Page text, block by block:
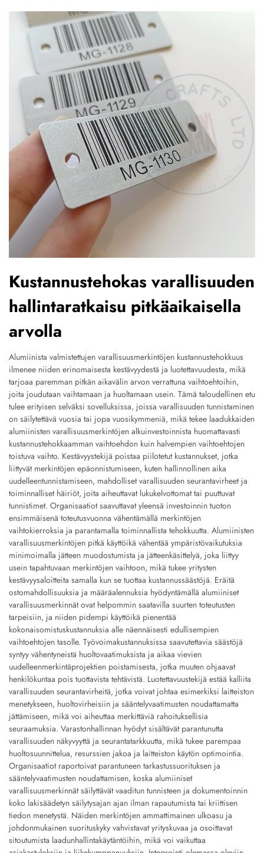
Kustannustehokas varallisuuden
hallintaratkaisu pitkäaikaisella
arvolla
Alumiinista valmistettujen varallisuusmerkintöjen kustannustehokkuus
ilmenee niiden erinomaisesta kestävyydestä ja luotettavuudesta, mikä
tarjoaa paremman pitkän aikavälin arvon verrattuna vaihtoehtoihin,
joita joudutaan vaihtamaan ja huoltamaan usein. Tämä taloudellinen etu
tulee erityisen selväksi sovelluksissa, joissa varallisuuden tunnistaminen
on säilytettävä vuosia tai jopa vuosikymmeniä, mikä tekee laadukkaiden
alumiinisten varallisuusmerkintöjen alkuinvestoinnista huomattavasti
kustannustehokkaamman vaihtoehdon kuin halvempien vaihtoehtojen
toistuva vaihto. Kestävyystekijä poistaa piilotetut kustannukset, jotka
liittyvät merkintöjen epäonnistumiseen, kuten hallinnollinen aika
uudelleentunnistamiseen, mahdolliset varallisuuden seurantavirheet ja
toiminnalliset häiriöt, joita aiheuttavat lukukelvottomat tai puuttuvat
tunnistimet. Organisaatiot saavuttavat yleensä investoinnin tuoton
ensimmäisenä toteutusvuonna vähentämällä merkintöjen
vaihtokierroksia ja parantamalla toiminnallista tehokkuutta. Alumiinisten
varallisuusmerkintöjen pitkä käyttöikä vähentää ympäristövaikutuksia
minimoimalla jätteen muodostumista ja jätteenkäsittelyä, joka liittyy
usein tapahtuvaan merkintöjen vaihtoon, mikä tukee yritysten
kestävyysaloitteita samalla kun se tuottaa kustannussäästöjä. Eräitä
ostomahdollisuuksia ja määräalennuksia hyödyntämällä alumiiniset
varallisuusmerkinnät ovat helpommin saatavilla suurten toteutusten
tarpeisiin, ja niiden pidempi käyttöikä pienentää
kokonaisomistuskustannuksia alle näennäisesti edullisempien
vaihtoehtojen tasolle. Työvoimakustannuksissa saavutettavia säästöjä
syntyy vähentyneistä huoltovaatimuksista ja aikaa vievien
uudelleenmerkintäprojektien poistamisesta, jotka muuten ohjaavat
henkilökuntaa pois tuottavista tehtävistä. Luotettavuustekijä estää kalliita
varallisuuden seurantavirheitä, jotka voivat johtaa esimerkiksi laitteiston
menetykseen, huoltovirheisiin ja sääntelyvaatimusten noudattamatta
jättämiseen, mikä voi aiheuttaa merkittäviä rahoituksellisia
seuraamuksia. Varastonhallinnan hyödyt sisältävät parantunutta
varallisuuden näkyvyyttä ja seurantatarkkuutta, mikä tukee parempaa
huoltosuunnittelua, resurssien jakoa ja laitteiston käytön optimointia.
Organisaatiot raportoivat parantuneen tarkastussuorituksen ja
sääntelyvaatimusten noudattamisen, koska alumiiniset
varallisuusmerkinnät säilyttävät vaaditun tunnisteen ja dokumentoinnin
koko lakisäädetyn säilytysajan ajan ilman rapautumista tai kriittisen
tiedon menetystä. Näiden merkintöjen ammattimainen ulkoasu ja
johdonmukainen suorituskyky vahvistavat yrityskuvaa ja osoittavat
sitoutumista laadunhallintakäytäntöihin, mikä voi vaikuttaa